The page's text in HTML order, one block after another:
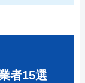
者15選